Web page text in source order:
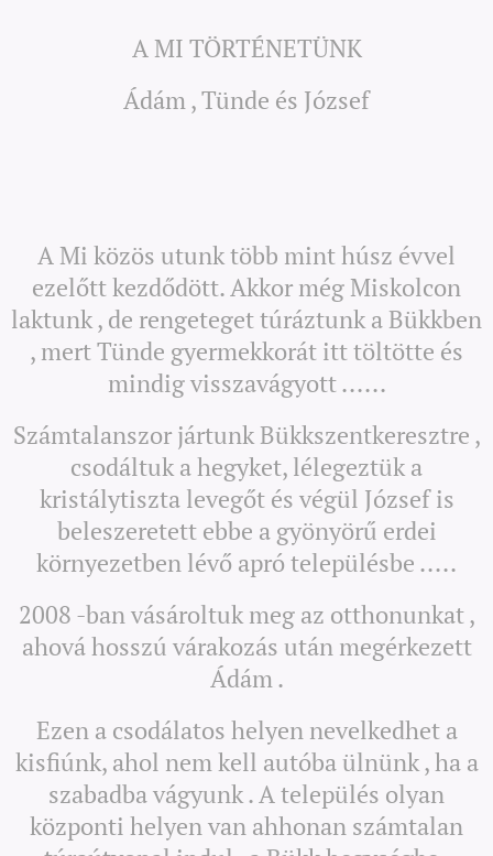
A MI TÖRTÉNETÜNK
Ádám , Tünde és József
A Mi közös utunk több mint húsz évvel
ezelőtt kezdődött. Akkor még Miskolcon
laktunk , de rengeteget túráztunk a Bükkben
, mert Tünde gyermekkorát itt töltötte és
mindig visszavágyott ......
Számtalanszor jártunk Bükkszentkeresztre ,
csodáltuk a hegyket, lélegeztük a
kristálytiszta levegőt és végül József is
beleszeretett ebbe a gyönyörű erdei
környezetben lévő apró településbe .....
2008 -ban vásároltuk meg az otthonunkat ,
ahová hosszú várakozás után megérkezett
Ádám .
Ezen a csodálatos helyen nevelkedhet a
kisfiúnk, ahol nem kell autóba ülnünk , ha a
szabadba vágyunk . A település olyan
központi helyen van ahhonan számtalan